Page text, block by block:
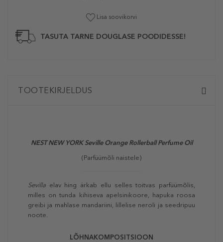
Lisa soovikorvi
TASUTA TARNE DOUGLASE POODIDESSE!
TOOTEKIRJELDUS
NEST NEW YORK Seville Orange RollerballPerfume Oil
(Parfüümõli naistele)
Sevilla elav hing ärkab ellu selles toitvas parfüümõlis,
milles on tunda kihiseva apelsinikoore, hapuka roosa
greibi ja mahlase mandariini, lillelise neroli ja seedripuu
noote.
LÕHNAKOMPOSITSIOON